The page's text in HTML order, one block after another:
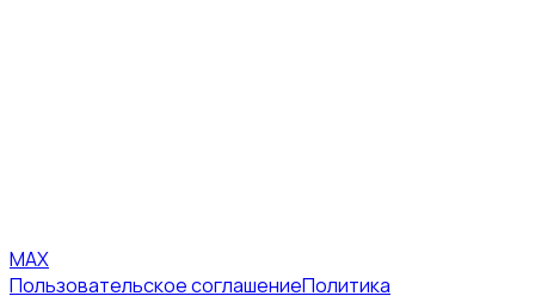
MAX
Пользовательское соглашениеПолитика